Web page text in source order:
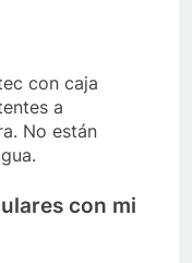
con caja
a
No están
con mi